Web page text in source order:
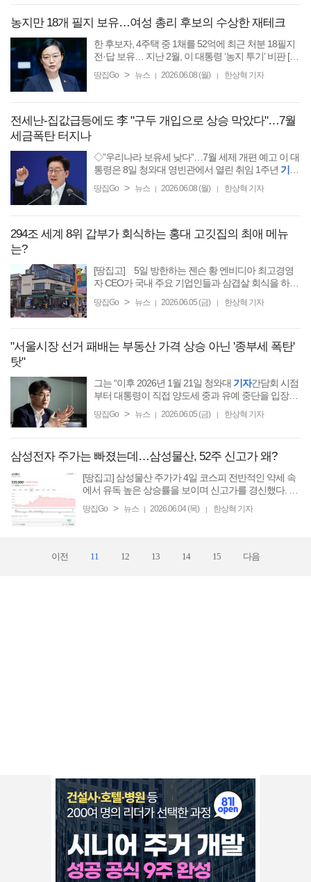
농지만 18개 필지 보유…여성 총리 후보의 수상한 재테크
한 후보자, 4주택 중 1채를 52억에 최근 처분 18필지
전·답 보유… 지난 2월, 이 대통령 ‘농지 투기’ 비판 [땅
후보자로 지명되면서 앞으로 열릴 인사청문회에서는
땅집Go > 뉴스 2026.06.08 (월) 한상혁 기자
전세난-집값급등에도 李 "구두 개입으로 상승 막았다"…7월
세금폭탄 터지나
◇”우리나라 보유세 낮다”…7월 세제 개편 예고 이 대
통령은 8일 청와대 영빈관에서 열린 취임 1주년 기자
용도로 주택을
땅집Go > 뉴스 2026.06.08 (월) 한상혁 기자
294조 세계 8위 갑부가 회식하는 홍대 고깃집의 최애 메뉴
는?
[땅집고] 5일 방한하는 젠슨 황 엔비디아 최고경영
자 CEO가 국내 주요 기업인들과 삼겹살 회식을 하기
있다. 재계에 따르면 황 CEO는 이날 홍대 입구역에
땅집Go > 뉴스 | 2026.06.05 (금) | 한상혁 기자
"서울시장 선거 패배는 부동산 가격 상승 아닌 '종부세 폭탄'
탓"
그는 “이후 2026년 1월 21일 청와대 기자간담회 시점
부터 대통령이 직접 양도세 중과 유예 중단을 입장을
땅집Go > 뉴스 | 2026.06.05 (금) | 한상혁 기자
삼성전자 주가는 빠졌는데…삼성물산, 52주 신고가 왜?
[땅집고] 삼성물산 주가가 4일 코스피 전반적인 약세 속
에서 유독 높은 상승률을 보이며 신고가를 경신했다. 최
승한데다 하이테크 부문 성장을 비롯한 자체현금흐름 ...
땅집Go > 뉴스 | 2026.06.04 (목) | 한상혁 기자
이전 11 12 13 14 15 다음